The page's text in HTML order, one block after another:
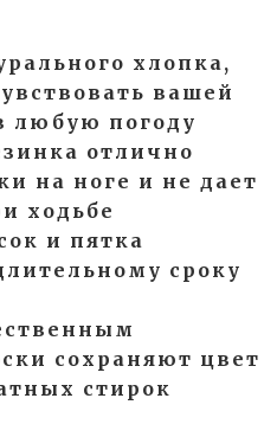
хлопка,
вашей
любую погоду
отлично
на ноге и не дает
ходьбе
и пятка
сроку
сохраняют цвет
стирок